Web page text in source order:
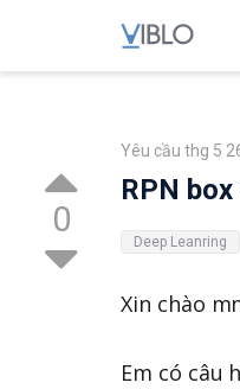
Yêu cầu thg 5
0
RPN
Deep Leanring
Xin chào
Em có câu